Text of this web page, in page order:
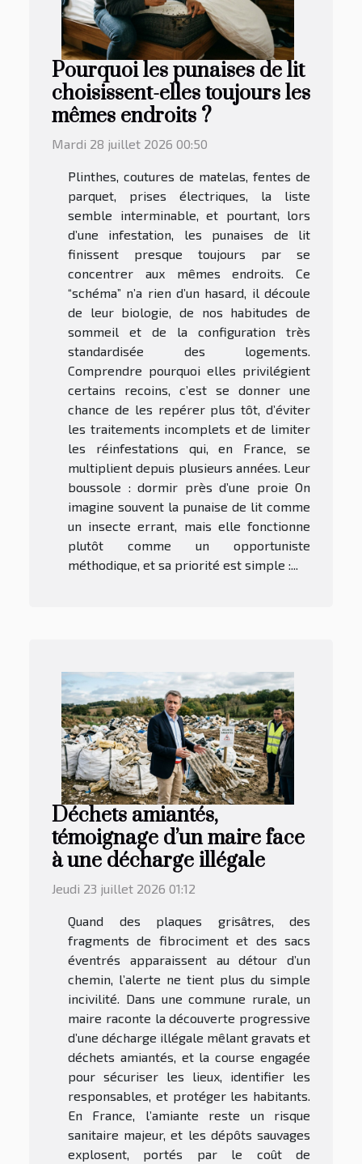
Pourquoi les punaises de lit
choisissent-elles toujours les
mêmes endroits ?
Mardi 28 juillet 2026 00:50
Plinthes, coutures de matelas, fentes de
parquet, prises électriques, la liste
semble interminable, et pourtant, lors
d’une infestation, les punaises de lit
finissent presque toujours par se
concentrer aux mêmes endroits. Ce
“schéma” n’a rien d’un hasard, il découle
de leur biologie, de nos habitudes de
sommeil et de la configuration très
standardisée des logements.
Comprendre pourquoi elles privilégient
certains recoins, c’est se donner une
chance de les repérer plus tôt, d’éviter
les traitements incomplets et de limiter
les réinfestations qui, en France, se
multiplient depuis plusieurs années. Leur
boussole : dormir près d’une proie On
imagine souvent la punaise de lit comme
un insecte errant, mais elle fonctionne
plutôt comme un opportuniste
méthodique, et sa priorité est simple :...
Déchets amiantés,
témoignage d’un maire face
à une décharge illégale
Jeudi 23 juillet 2026 01:12
Quand des plaques grisâtres, des
fragments de fibrociment et des sacs
éventrés apparaissent au détour d’un
chemin, l’alerte ne tient plus du simple
incivilité. Dans une commune rurale, un
maire raconte la découverte progressive
d’une décharge illégale mêlant gravats et
déchets amiantés, et la course engagée
pour sécuriser les lieux, identifier les
responsables, et protéger les habitants.
En France, l’amiante reste un risque
sanitaire majeur, et les dépôts sauvages
explosent, portés par le coût de